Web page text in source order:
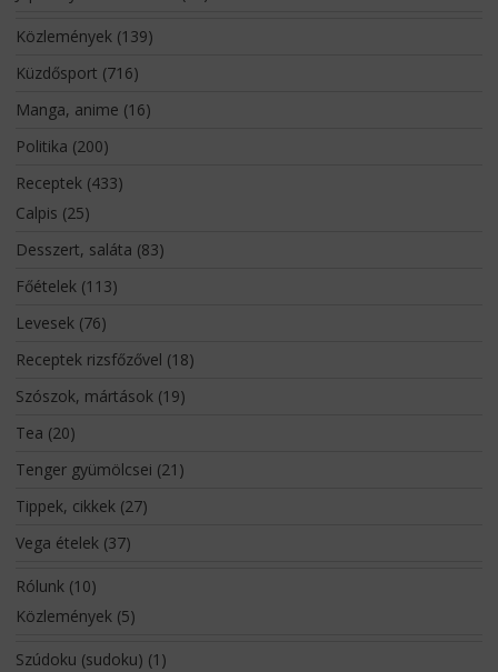
Közlemények(139)
Küzdősport (716)
Manga, anime (16)
Politika (200)
Receptek(433)
Calpis (25)
Desszert, saláta (83)
Főételek(113)
Levesek(76)
Receptek rizsfőzővel (18)
Szószok, mártások(19)
Tea (20)
Tenger gyümölcsei (21)
Tippek, cikkek(27)
Vega ételek(37)
Rólunk(10)
Közlemények(5)
Szúdoku (sudoku) (1)